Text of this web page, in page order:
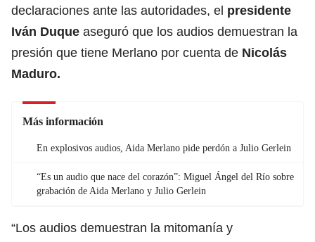
declaraciones ante las autoridades, el presidente
Iván Duque aseguró que los audios demuestran la
presión que tiene Merlano por cuenta de Nicolás
Maduro.
Más información
En explosivos audios, Aida Merlano pide perdón a Julio Gerlein
“Es un audio que nace del corazón”: Miguel Ángel del Río sobre
grabación de Aida Merlano y Julio Gerlein
“Los audios demuestran la mitomanía y